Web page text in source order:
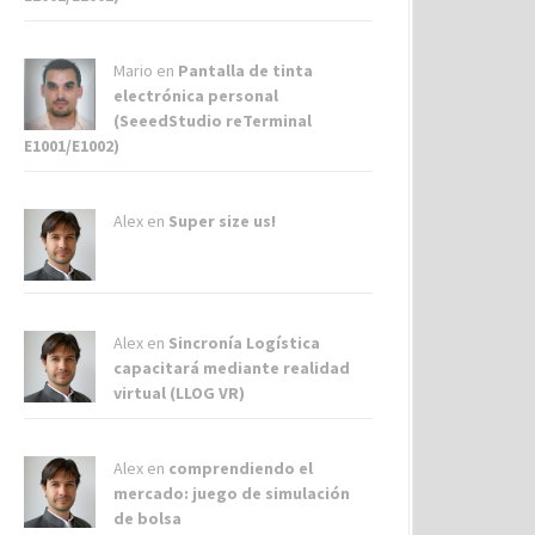
Mario en Pantalla de tinta
electrónica personal
(SeeedStudio reTerminal
E1001/E1002)
Alex en Super size us!
Alex en Sincronía Logística
capacitará mediante realidad
virtual (LLOG VR)
Alex en comprendiendo el
mercado: juego de simulación
de bolsa